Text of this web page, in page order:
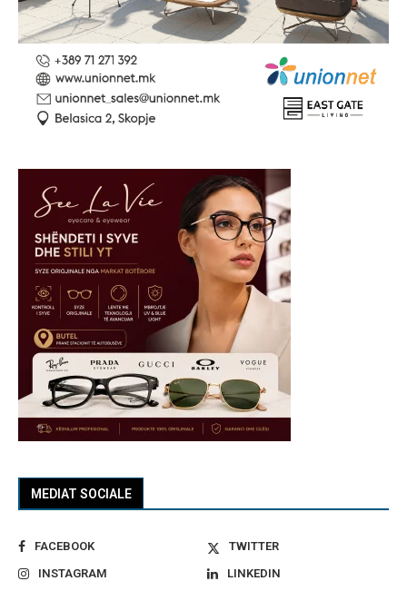
MEDIAT SOCIALE
FACEBOOK
TWITTER
INSTAGRAM
LINKEDIN